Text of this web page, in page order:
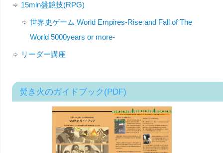
15min盤競技(RPG)
世界史ゲーム World Empires-Rise and Fall of The
World 5000years or more-
リーダー講座
焚き火のガイドブック(PDF)